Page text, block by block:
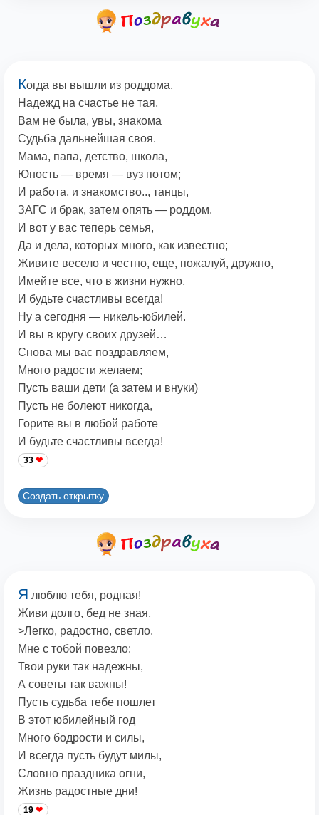
Когда вы вышли из роддома,
Надежд на счастье не тая,
Вам не была, увы, знакома
Судьба дальнейшая своя.
Мама, папа, детство, школа,
Юность — время — вуз потом;
И работа, и знакомство.., танцы,
ЗАГС и брак, затем опять — роддом.
И вот у вас теперь семья,
Да и дела, которых много, как известно;
Живите весело и честно, еще, пожалуй, дружно,
Имейте все, что в жизни нужно,
И будьте счастливы всегда!
Ну а сегодня — никель-юбилей.
И вы в кругу своих друзей…
Снова мы вас поздравляем,
Много радости желаем;
Пусть ваши дети (а затем и внуки)
Пусть не болеют никогда,
Горите вы в любой работе
И будьте счастливы всегда!
33
Создать открытку
Я люблю тебя, родная!
Живи долго, бед не зная,
>Легко, радостно, светло.
Мне с тобой повезло:
Твои руки так надежны,
А советы так важны!
Пусть судьба тебе пошлет
В этот юбилейный год
Много бодрости и силы,
И всегда пусть будут милы,
Словно праздника огни,
Жизнь радостные дни!
19